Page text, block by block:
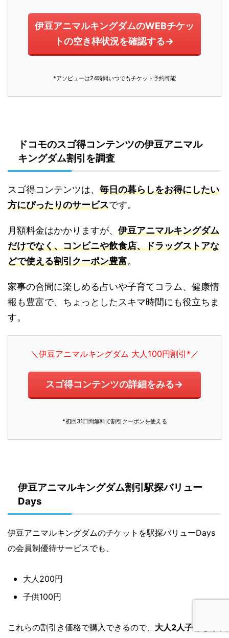
伊豆アニマルキングダムのWEBチケッ
トの空き枠状況を確認する→
*アソビューは24時間いつでもチケット予約可能
ドコモのスゴ得コンテンツの伊豆アニマル
キングダム割引を調査
スゴ得コンテンツは、 毎日の暮らしをお得にしたい
方にぴったりのサービスです。
月額料金はかかりますが、 伊豆アニマルキングダム
だけでなく、コンビニや飲食店、ドラッグストアな
どで使える割引クーポン豊富。
家事の合間に楽しめる占いや子育てコラム、健康情
報も豊富で、ちょっとしたスキマ時間にも役立ちま
す。
＼伊豆アニマルキングダム 大人100円割引*／
スゴ得コンテンツの詳細をみる→
*初回31日間無料で割引クーポンを使える
伊豆アニマルキングダム割引駅探バリュー
Days
伊豆アニマルキングダムのチケットを駅探バリューDays
の会員制優待サービスでも、
大人200円
子供100円
これらの割引き価格で購入できるので、 大人2人子ども1人